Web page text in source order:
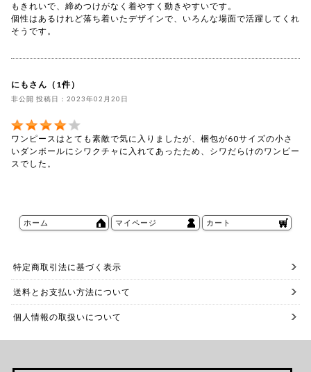
もきれいで、締めつけがなく着やすく動きやすいです。
個性はあるけれど落ち着いたデザインで、いろんな場面で活躍してくれ
そうです。
にもさん（1件）
非公開 投稿日：2023年02月20日
ワンピースはとても素敵で気に入りましたが、梱包が60サイズの小さ
いダンボールにシワクチャに入れてあったため、シワだらけのワンピー
スでした。
ホーム マイページ カート
特定商取引法に基づく表示
送料とお支払い方法について
個人情報の取扱いについて